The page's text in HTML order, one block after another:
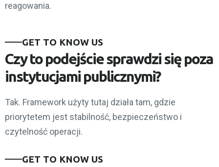
reagowania.
GET TO KNOW US
Czy to podejście sprawdzi się poza
instytucjami publicznymi?
Tak. Framework użyty tutaj działa tam, gdzie
priorytetem jest stabilność, bezpieczeństwo i
czytelność operacji.
GET TO KNOW US